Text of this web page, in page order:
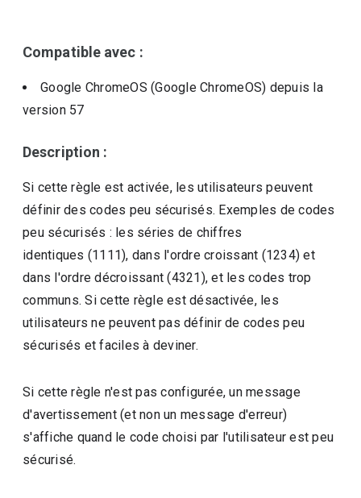
Compatible avec :
Google ChromeOS (Google ChromeOS) depuis la
version 57
Description :
Si cette règle est activée, les utilisateurs peuvent
définir des codes peu sécurisés. Exemples de codes
peu sécurisés : les séries de chiffres
identiques (1111), dans l'ordre croissant (1234) et
dans l'ordre décroissant (4321), et les codes trop
communs. Si cette règle est désactivée, les
utilisateurs ne peuvent pas définir de codes peu
sécurisés et faciles à deviner.
Si cette règle n'est pas configurée, un message
d'avertissement (et non un message d'erreur)
s'affiche quand le code choisi par l'utilisateur est peu
sécurisé.